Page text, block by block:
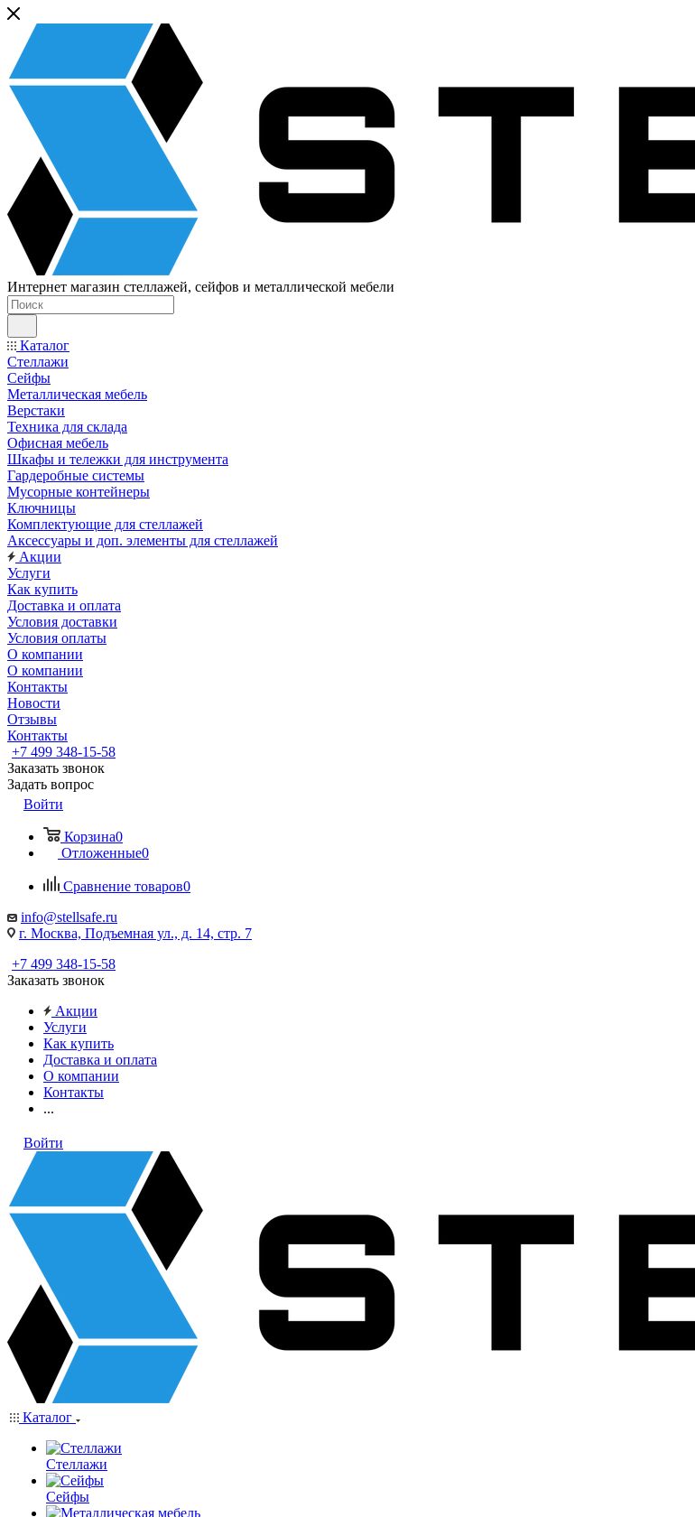
Интернет магазин стеллажей, сейфов и металлической мебели
Каталог
Стеллажи
Сейфы
Металлическая мебель
Верстаки
Техника для склада
Офисная мебель
Шкафы и тележки для инструмента
Гардеробные системы
Мусорные контейнеры
Ключницы
Комплектующие для стеллажей
Аксессуары и доп. элементы для стеллажей
Акции
Услуги
Как купить
Доставка и оплата
Условия доставки
Условия оплаты
О компании
О компании
Контакты
Новости
Отзывы
Контакты
+7 499 348-15-58
Заказать звонок
Задать вопрос
Войти
Корзина0
Отложенные0
Сравнение товаров0
info@stellsafe.ru
г. Москва, Подъемная ул., д. 14, стр. 7
+7 499 348-15-58
Заказать звонок
Акции
Услуги
Как купить
Доставка и оплата
О компании
Контакты
...
Войти
Каталог
Стеллажи
Сейфы